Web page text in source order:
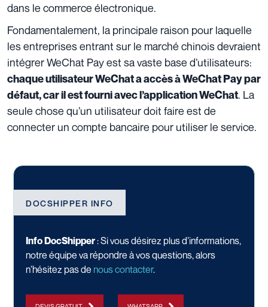
dans le commerce électronique.
Fondamentalement, la principale raison pour laquelle
les entreprises entrant sur le marché chinois devraient
intégrer WeChat Pay est sa vaste base d’utilisateurs:
chaque utilisateur WeChat a accès à WeChat Pay par
défaut, car il est fourni avec l’application WeChat. La
seule chose qu’un utilisateur doit faire est de
connecter un compte bancaire pour utiliser le service.
DOCSHIPPER INFO
Info DocShipper: Si vous désirez plus d’informations,
notre équipe va répondre à vos questions, alors
n’hésitez pas de nous contacter.